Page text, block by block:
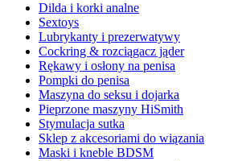
Dilda i korki analne
Sextoys
Lubrykanty i prezerwatywy
Cockring & rozciągacz jąder
Rękawy i osłony na penisa
Pompki do penisa
Maszyna do seksu i dojarka
Pieprzone maszyny HiSmith
Stymulacja sutka
Sklep z akcesoriami do wiązania
Maski i kneble BDSM